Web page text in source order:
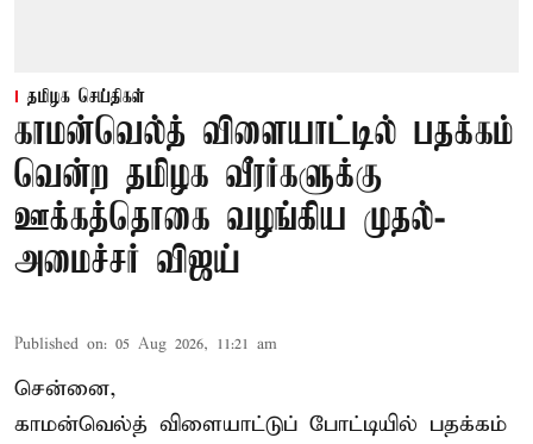
தமிழக செய்திகள்
காமன்வெல்த் விளையாட்டில் பதக்கம்
வென்ற தமிழக வீரர்களுக்கு
ஊக்கத்தொகை வழங்கிய முதல்-
அமைச்சர் விஜய்
Published on: 05 Aug 2026, 11:21 am
சென்னை,
காமன்வெல்த் விளையாட்டுப் போட்டியில் பதக்கம்